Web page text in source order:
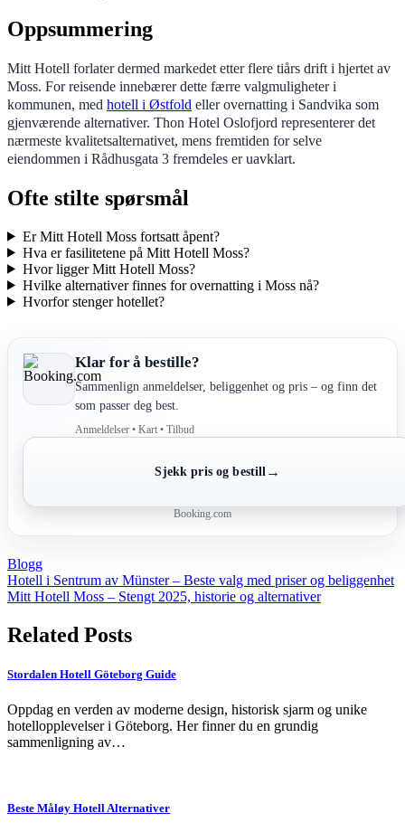
Oppsummering
Mitt Hotell forlater dermed markedet etter flere tiårs drift i hjertet av
Moss. For reisende innebærer dette færre valgmuligheter i
kommunen, med hotell i Østfold eller overnatting i Sandvika som
gjenværende alternativer. Thon Hotel Oslofjord representerer det
nærmeste kvalitetsalternativet, mens fremtiden for selve
eiendommen i Rådhusgata 3 fremdeles er uavklart.
Ofte stilte spørsmål
Er Mitt Hotell Moss fortsatt åpent?
Hva er fasilitetene på Mitt Hotell Moss?
Hvor ligger Mitt Hotell Moss?
Hvilke alternativer finnes for overnatting i Moss nå?
Hvorfor stenger hotellet?
Klar for å bestille?
Sammenlign anmeldelser, beliggenhet og pris – og finn det
som passer deg best.
Anmeldelser • Kart • Tilbud
Sjekk pris og bestill →
Booking.com
Blogg
Post
navigation
Hotell i Sentrum av Münster – Beste valg med priser og beliggenhet
Mitt Hotell Moss – Stengt 2025, historie og alternativer
Related Posts
Stordalen Hotell Göteborg Guide
Oppdag en verden av moderne design, historisk sjarm og unike
hotellopplevelser i Göteborg. Her finner du en grundig
sammenligning av…
Beste Måløy Hotell Alternativer